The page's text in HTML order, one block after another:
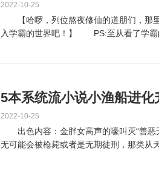
2022-10-25
【哈啰，列位熬夜修仙的道朋们，那
入学霸的世界吧！】 PS:至从看了学霸
5本系统流小说小渔船进
2022-10-25
出色内容：金胖女高声的嚎叫灭“善恶
无可能会被枪毙或者是无期徒刑，那类从